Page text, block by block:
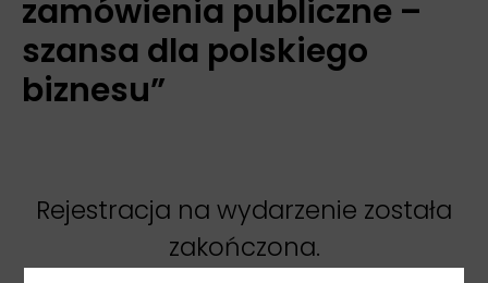
zamówienia publiczne –
szansa dla polskiego
biznesu”
Rejestracja na wydarzenie została
zakończona.